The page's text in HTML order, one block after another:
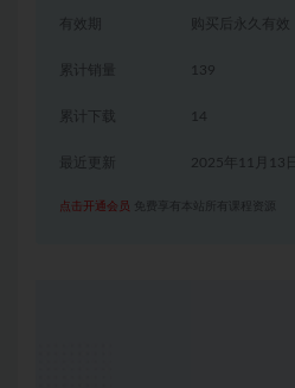
有效期 购买后永久有效
累计销量 139
累计下载 14
2025年11月13日
点击开通会员 免费享有本站所有课程资源